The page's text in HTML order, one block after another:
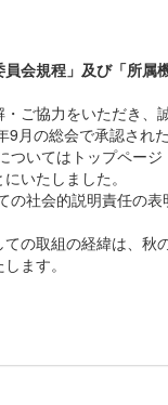
会委
員会規程」及び「所
ご協力をいただき、
月の総会で承認され
ついてはトップペー
いたしました。
の社会的説明責任の
の取組の経緯は、秋
ます。
年